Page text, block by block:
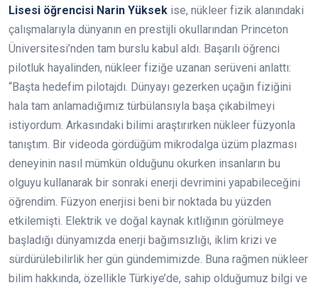
Lisesi öğrencisi Narin Yüksek ise, nükleer fizik alanındaki
çalışmalarıyla dünyanın en prestijli okullarından Princeton
Üniversitesi’nden tam burslu kabul aldı. Başarılı öğrenci
pilotluk hayalinden, nükleer fiziğe uzanan serüveni anlattı:
“Başta hedefim pilotajdı. Dünyayı gezerken uçağın fiziğini
hala tam anlamadığımız türbülansıyla başa çıkabilmeyi
istiyordum. Arkasındaki bilimi araştırırken nükleer füzyonla
tanıştım. Bir videoda gördüğüm mikrodalga üzüm plazması
deneyinin nasıl mümkün olduğunu okurken insanların bu
olguyu kullanarak bir sonraki enerji devrimini yapabileceğini
öğrendim. Füzyon enerjisi beni bir noktada bu yüzden
etkilemişti. Elektrik ve doğal kaynak kıtlığının görülmeye
başladığı dünyamızda enerji bağımsızlığı, iklim krizi ve
sürdürülebilirlik her gün gündemimizde. Buna rağmen nükleer
bilim hakkında, özellikle Türkiye’de, sahip olduğumuz bilgi ve